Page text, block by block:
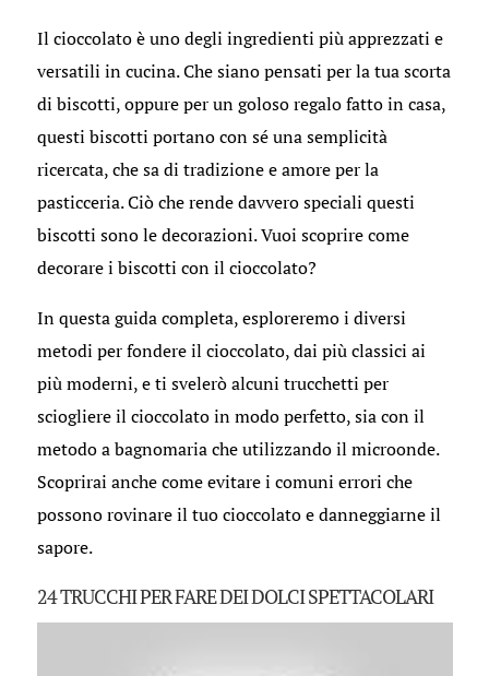
Il cioccolato è uno degli ingredienti più apprezzati e
versatili in cucina. Che siano pensati per la tua scorta
di biscotti, oppure per un goloso regalo fatto in casa,
questi biscotti portano con sé una semplicità
ricercata, che sa di tradizione e amore per la
pasticceria. Ciò che rende davvero speciali questi
biscotti sono le decorazioni. Vuoi scoprire come
decorare i biscotti con il cioccolato?
In questa guida completa, esploreremo i diversi
metodi per fondere il cioccolato, dai più classici ai
più moderni, e ti svelerò alcuni trucchetti per
sciogliere il cioccolato in modo perfetto, sia con il
metodo a bagnomaria che utilizzando il microonde.
Scoprirai anche come evitare i comuni errori che
possono rovinare il tuo cioccolato e danneggiarne il
sapore.
24 TRUCCHI PER FARE DEI DOLCI SPETTACOLARI